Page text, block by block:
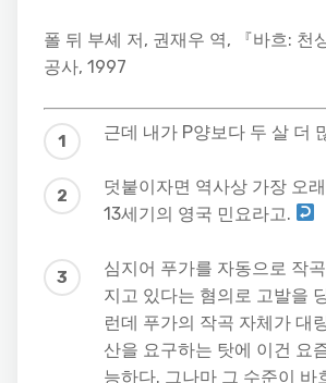
폴 뒤 부셰 저, 권재우 역, 『바흐: 천
공사, 1997
근데 내가 P양보다 두 살 더
덧붙이자면 역사상 가장 오
13세기의 영국 민요라고.
심지어 푸가를 자동으로 작
지고 있다는 혐의로 고발을
런데 푸가의 작곡 자체가 대
산을 요구하는 탓에 이건 요
능하다. 그나마 그 수준이 바